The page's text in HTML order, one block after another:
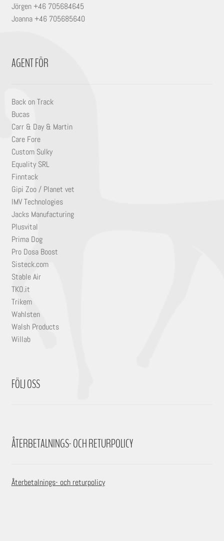
Jörgen +46 705684645
Joanna +46 705685640
AGENT FÖR
Back on Track
Bucas
Carr & Day & Martin
Care Fore
Custom Sulky
Equality SRL
Finntack
Gipi Zoo / Planet vet
IMV Technologies
Jacks Manufacturing
Plusvital
Prima Dog
Pro Dosa Boost
Sisteck.com
Stable Air
TKO.it
Trikem
Wahlsten
Walsh Products
Willab
FÖLJ OSS
ÅTERBETALNINGS- OCH RETURPOLICY
Återbetalnings- och returpolicy